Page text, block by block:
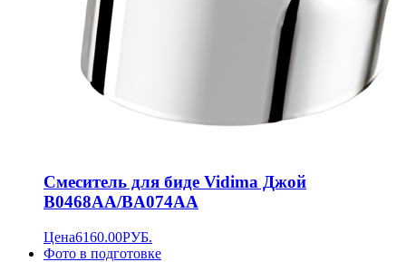
Смеситель для биде Vidima Джой
B0468AA/BA074AA
Цена6160.00РУБ.
Фото в подготовке